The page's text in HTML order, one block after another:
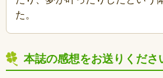
た。
本誌の感想をお送りくださ